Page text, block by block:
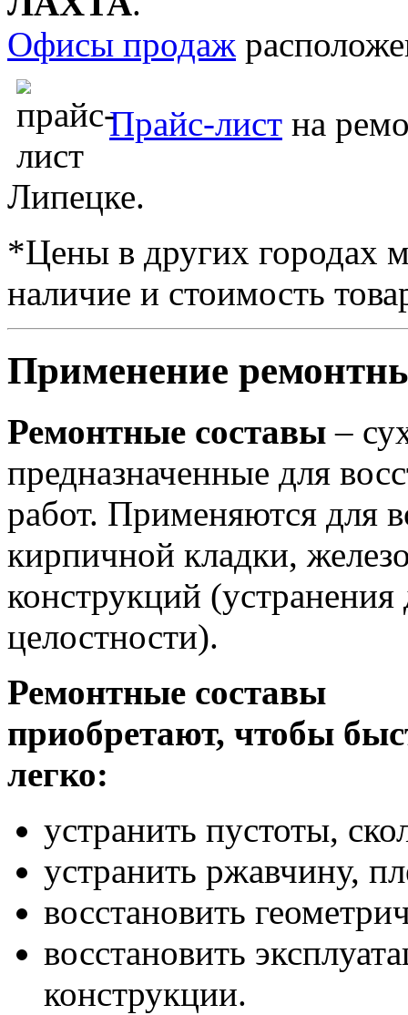
Офисы продаж
Прайс-лист на
Липецке.
*Цены в других городах
наличие и стоимость
Применение
Ремонтные составы –
предназначенные для
работ. Применяются для
кирпичной кладки,
конструкций (устранения
целостности).
Ремонтные составы
приобретают, чтобы
легко:
устранить пустоты,
устранить ржавчину,
восстановить
восстановить
конструкции.